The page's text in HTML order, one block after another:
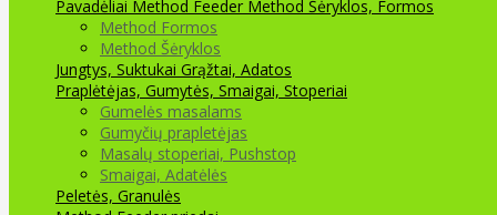
Pavadėliai Method Feeder Method Šėryklos, Formos
Method Formos
Method Šėryklos
Jungtys, Suktukai Grąžtai, Adatos
Praplėtėjas, Gumytės, Smaigai, Stoperiai
Gumelės masalams
Gumyčių prapletėjas
Masalų stoperiai, Pushstop
Smaigai, Adatėlės
Peletės, Granulės